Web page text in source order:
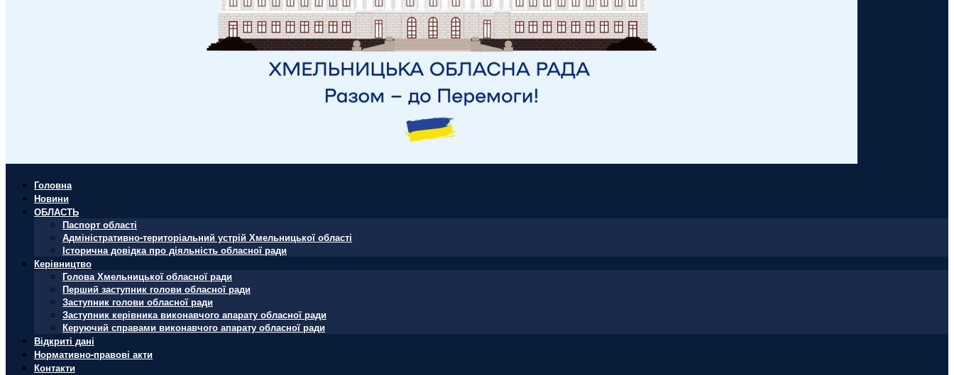
Головна
Новини
ОБЛАСТЬ
Паспорт області
Адміністративно-територіальний устрій Хмельницької області
Історична довідка про діяльність обласної ради
Керівництво
Голова Хмельницької обласної ради
Перший заступник голови обласної ради
Заступник голови обласної ради
Заступник керівника виконавчого апарату обласної ради
Керуючий справами виконавчого апарату обласної ради
Відкриті дані
Нормативно-правові акти
Контакти